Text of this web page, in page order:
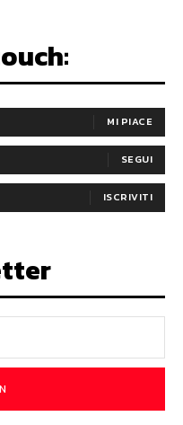
MI PIACE
SEGUI
ISCRIVITI